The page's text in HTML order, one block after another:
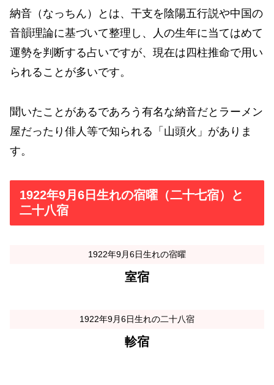
納音（なっちん）とは、干支を陰陽五行説や中国の
音韻理論に基づいて整理し、人の生年に当てはめて
運勢を判断する占いですが、現在は四柱推命で用い
られることが多いです。
聞いたことがあるであろう有名な納音だとラーメン
屋だったり俳人等で知られる「山頭火」がありま
す。
1922年9月6日生れの宿曜（二十七宿）と
二十八宿
1922年9月6日生れの宿曜
室宿
1922年9月6日生れの二十八宿
軫宿